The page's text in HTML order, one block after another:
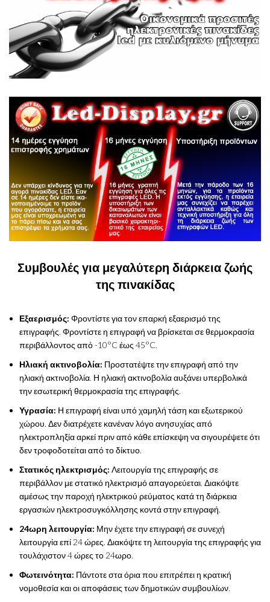
Συμβουλές για μεγαλύτερη διάρκεια ζωής
της πινακίδας
Εξαερισμός: Φροντίστε για τον επαρκή εξαερισμό της
επιγραφής. Φροντίστε η επιγραφή να βρίσκεται σε θερμοκρασία
περιβάλλοντος από -10°C έως 45°C.
Ηλιακή ακτινοβολία: Προστατέψτε την επιγραφή από την
ηλιακή ακτινοβολία. Η ηλιακή ακτινοβολία αυξάνει υπερβολικά
την εσωτερική θερμοκρασία της επιγραφής.
Υγρασία: Η επιγραφή είναι υπό χαμηλή τάση και εξωτερικού
χώρου. Δεν διατρέχετε κανέναν λόγο ανησυχίας από
ηλεκτροπληξία αρκεί πριν από κάθε επίσκεψη να σιγουρέψετε ότι
δεν τροφοδοτείται από το δίκτυο.
Στατικός ηλεκτρισμός: Λειτουργία της επιγραφής σε
περιβάλλον με στατικό ηλεκτρισμό απαγορεύεται. Διακόψτε
αμέσως την παροχή ηλεκτρικού ρεύματος κατά τη διάρκεια
εργασιών ηλεκτροσυγκόλλησης κοντά στην επιγραφή.
24ωρη λειτουργία: Μην έχετε την επιγραφή σε συνεχή
λειτουργία επί 24 ώρες. Διακόψτε τη λειτουργία της επιγραφής για
τουλάχιστον 4 ώρες το 24ωρο.
Φωτεινότητα: Πάντοτε στα όρια που επιτρέπει η κρατική
νομοθεσία και οι αποφάσεις των δημοτικών συμβουλίων.